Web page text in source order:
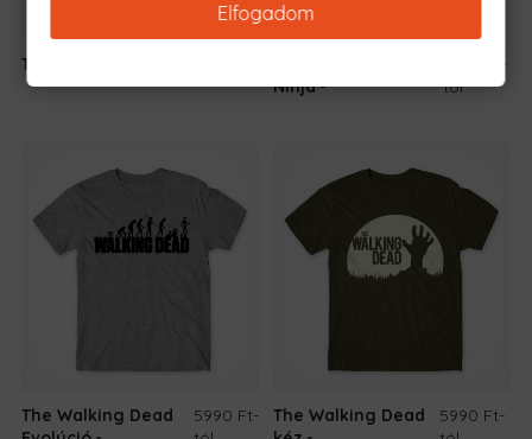
The Family
Ninja
-
tól
The Walking Dead
5990 Ft-
The Walking Dead
5990 Ft-
Elfogadom